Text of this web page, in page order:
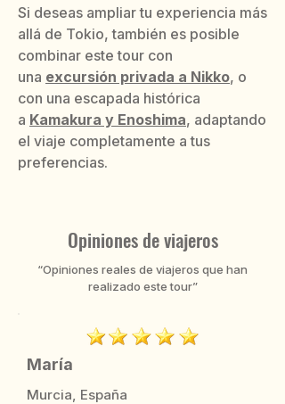
Si deseas ampliar tu experiencia más
allá de Tokio, también es posible
combinar este tour con
una excursión privada a Nikko, o
con una escapada histórica
a Kamakura y Enoshima, adaptando
el viaje completamente a tus
preferencias.
Opiniones de viajeros
“Opiniones reales de viajeros que han
realizado este tour”
María
Murcia, España